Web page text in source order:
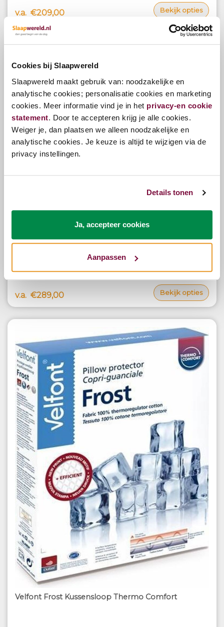
Cookies bij Slaapwereld
Slaapwereld maakt gebruik van: noodzakelijke en
analytische cookies; personalisatie cookies en marketing
cookies. Meer informatie vind je in het privacy-en cookie
statement. Door te accepteren krijg je alle cookies.
Weiger je, dan plaatsen we alleen noodzakelijke en
analytische cookies. Je keuze is altijd te wijzigen via de
privacy instellingen.
Details tonen
Ja, accepteer cookies
Aanpassen
v.a. €209,00 Bekijk opties
v.a. €289,00 Bekijk opties
Velfont Frost Kussensloop Thermo Comfort